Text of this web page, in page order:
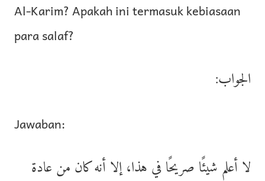
Al-Karim? Apakah ini termasuk kebiasaan
para salaf?
الجواب:
Jawaban:
لا أعلم شيئًا صريحًا في هذا، إلا أنه كان من عادة